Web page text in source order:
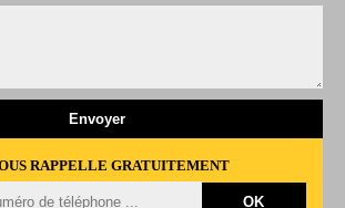
RAPPELLE GRATUITEMENT